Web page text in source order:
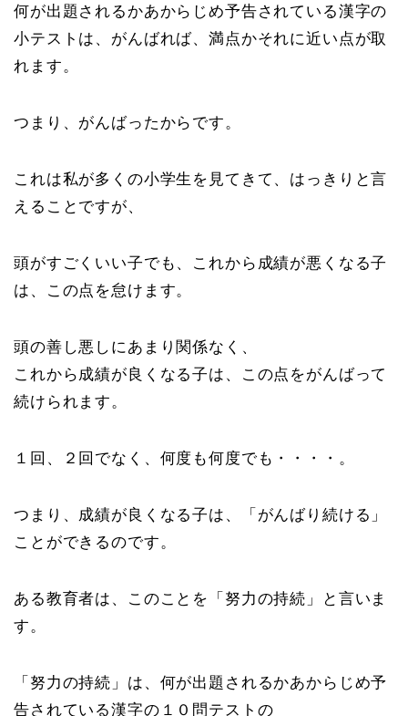
何が出題されるかあからじめ予告されている漢字の
小テストは、がんばれば、満点かそれに近い点が取
れます。
つまり、がんばったからです。
これは私が多くの小学生を見てきて、はっきりと言
えることですが、
頭がすごくいい子でも、これから成績が悪くなる子
は、この点を怠けます。
頭の善し悪しにあまり関係なく、
これから成績が良くなる子は、この点をがんばって
続けられます。
１回、２回でなく、何度も何度でも・・・・。
つまり、成績が良くなる子は、「がんばり続ける」
ことができるのです。
ある教育者は、このことを「努力の持続」と言いま
す。
「努力の持続」は、何が出題されるかあからじめ予
告されている漢字の１０問テストの